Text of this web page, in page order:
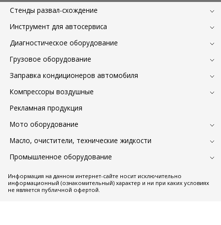
Стенды развал-схождение
Инструмент для автосервиса
Диагностическое оборудование
Грузовое оборудование
Заправка кондиционеров автомобиля
Компрессоры воздушные
Рекламная продукция
Мото оборудование
Масло, очистители, технические жидкости
Промышленное оборудование
Информация на данном интернет-сайте носит исключительно
информационный (ознакомительный) характер и ни при каких условиях
не является публичной офертой.